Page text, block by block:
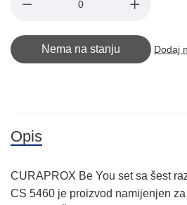
Nema na stanju Dodaj
Opis
CURAPROX Be You set sa šest
CS 5460 je proizvod namijenjen